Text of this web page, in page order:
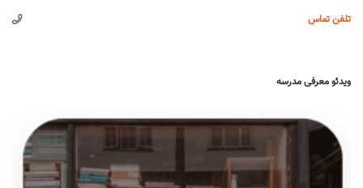
تلفن تماس
ویدئو معرفی مدرسه